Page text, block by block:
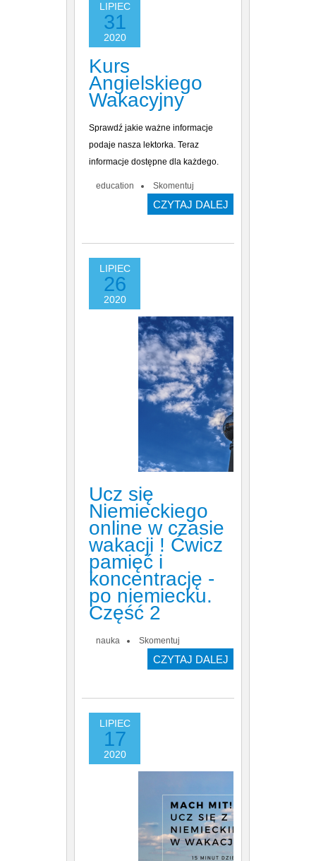
LIPIEC
31
2020
Kurs
Angielskiego
Wakacyjny
Sprawdź jakie ważne informacje
podaje nasza lektorka. Teraz
informacje dostępne dla każdego.
education Skomentuj
CZYTAJ DALEJ
LIPIEC
26
2020
Ucz się
Niemieckiego
online w czasie
wakacji ! Ćwicz
pamięć i
koncentrację -
po niemiecku.
Część 2
nauka Skomentuj
CZYTAJ DALEJ
LIPIEC
17
2020